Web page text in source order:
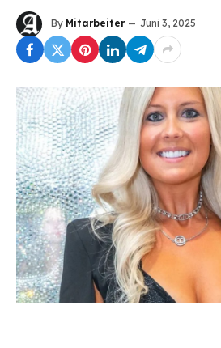
By Mitarbeiter Juni 3, 2025